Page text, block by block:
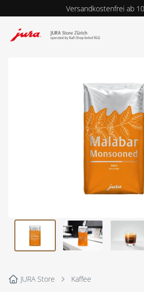
Versandkostenfrei ab
4.9| 5.0
JURA Store Kaffee